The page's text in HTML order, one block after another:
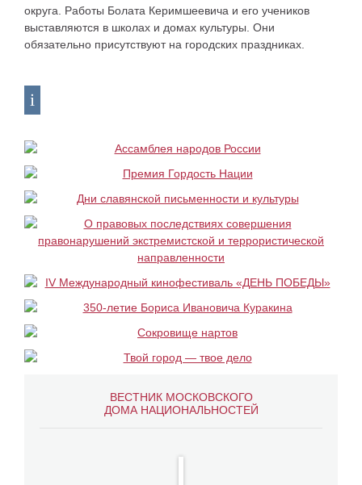
округа. Работы Болата Керимшеевича и его учеников
выставляются в школах и домах культуры. Они
обязательно присутствуют на городских праздниках.
ВЕСТНИК МОСКОВСКОГО
ДОМА НАЦИОНАЛЬНОСТЕЙ